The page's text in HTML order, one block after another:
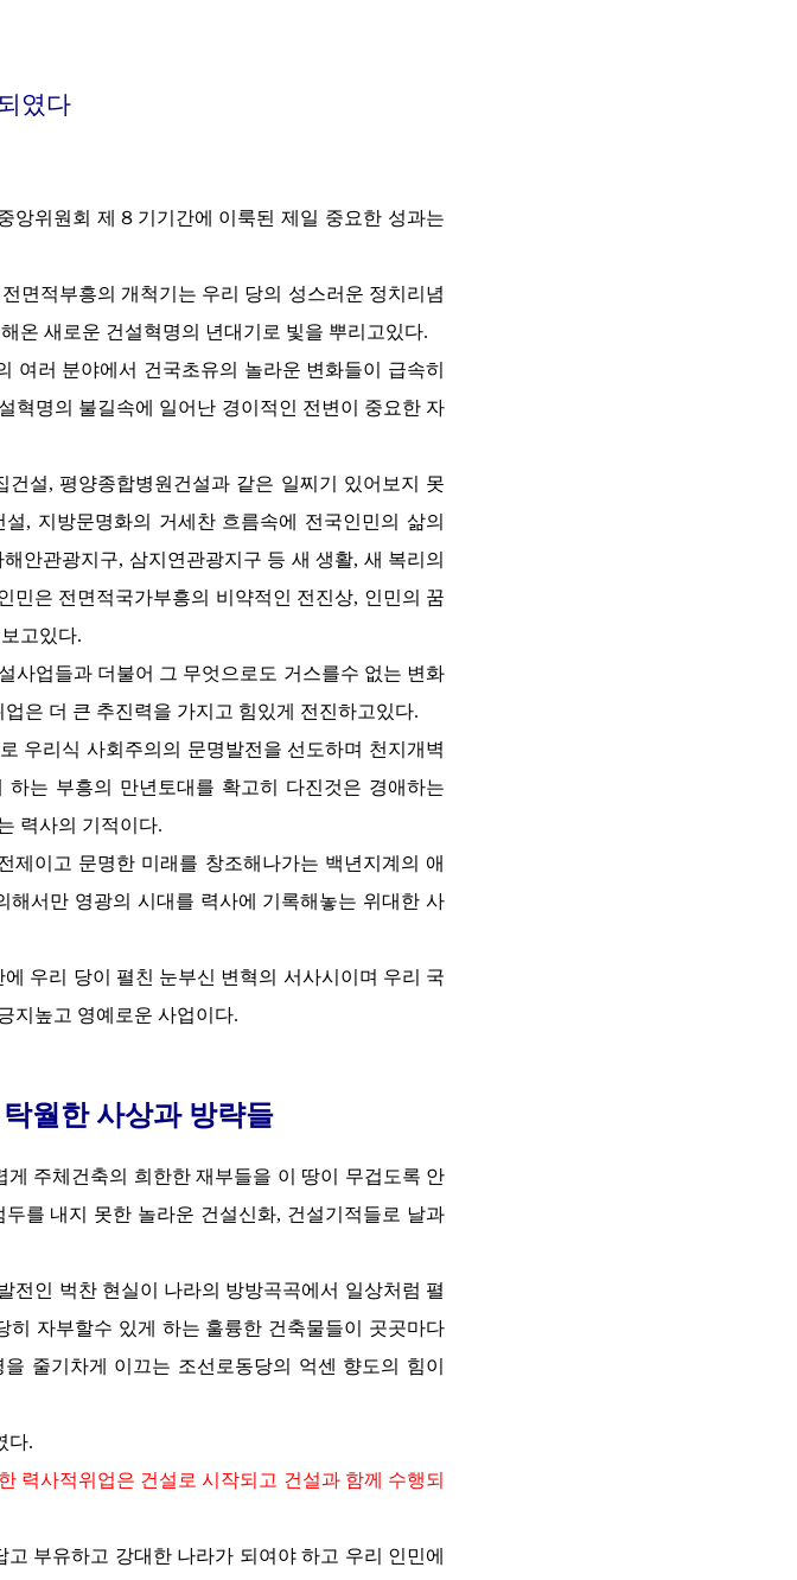
였다
앙위원회 제８기기간에 이룩된 제일 중요한 성과는
면적부흥의 개척기는 우리 당의 성스러운 정치리념
온 새로운 건설혁명의 년대기로 빛을 뿌리고있다.
여러 분야에서 건국초유의 놀라운 변화들이 급속히
혁명의 불길속에 일어난 경이적인 전변이 중요한 자
설, 평양종합병원건설과 같은 일찌기 있어보지 못
, 지방문명화의 거세찬 흐름속에 전국인민의 삶의
안관광지구, 삼지연관광지구 등 새 생활, 새 복리의
민은 전면적국가부흥의 비약적인 전진상, 인민의 꿈
고있다.
사업들과 더불어 그 무엇으로도 거스를수 없는 변화
은 더 큰 추진력을 가지고 힘있게 전진하고있다.
우리식 사회주의의 문명발전을 선도하며 천지개벽
는 부흥의 만년토대를 확고히 다진것은 경애하는
력사의 기적이다.
제이고 문명한 미래를 창조해나가는 백년지계의 애
해서만 영광의 시대를 력사에 기록해놓는 위대한 사
우리 당이 펼친 눈부신 변혁의 서사시이며 우리 국
지높고 영예로운 사업이다.
월한 사상과 방략들
주체건축의 희한한 재부들을 이 땅이 무겁도록 안
를 내지 못한 놀라운 건설신화, 건설기적들로 날과
전인 벅찬 현실이 나라의 방방곡곡에서 일상처럼 펼
자부할수 있게 하는 훌륭한 건축물들이 곳곳마다
줄기차게 이끄는 조선로동당의 억센 향도의 힘이
다.
력사적위업은 건설로 시작되고 건설과 함께 수행되
부유하고 강대한 나라가 되여야 하고 우리 인민에